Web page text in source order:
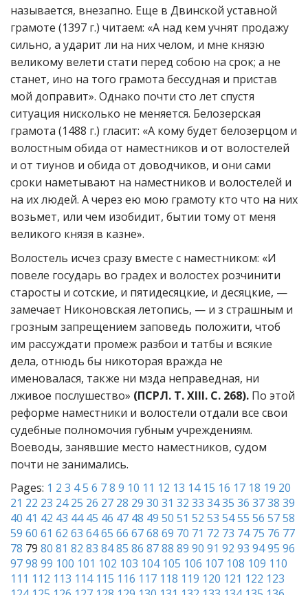
называется, внезапно. Еще в Двинской уставной
грамоте (1397 г.) читаем: «А над кем учнят продажу
сильно, а ударит ли на них челом, и мне князю
великому велети стати перед собою на срок; а не
станет, ино на того грамота бессудная и пристав
мой доправит». Однако почти сто лет спустя
ситуация нисколько не меняется. Белозерская
грамота (1488 г.) гласит: «А кому будет белозерцом и
волостным обида от наместников и от волостелей
и от тиунов и обида от доводчиков, и они сами
сроки наметывают на наместников и волостелей и
на их людей. А через ею мою грамоту кто что на них
возьмет, или чем изобидит, бытии тому от меня
великого князя в казне».
Волостель исчез сразу вместе с наместником: «И
повеле государь во градех и волостех розчинити
старосты и сотские, и пятидесяцкие, и десяцкие, —
замечает Никоновская летопись, — и з страшным и
грозным запрещением заповедь положити, чтоб
им рассуждати промеж разбои и татбы и всякие
дела, отнюдь бы никоторая вражда не
именовалася, также ни мзда неправедная, ни
лживое послушество» (ПСРЛ. Т. XIII. С. 268). По этой
реформе наместники и волостели отдали все свои
судебные полномочия губным учреждениям.
Воеводы, занявшие место наместников, судом
почти не занимались.
Pages: 1 2 3 45 6 78 9 10 11 12 13 14 15 16 17 18 19 20
21 22 23 24 25 26 27 28 29 30 31 32 33 3435 36 3738 39
40 41 42 43 44 45 46 47 48 49 50 51 52 53 5455 56 5758
59 60 61 62 63 6465 66 6768 69 70 71 72 73 74 75 76 77
78 79 80 81 82 83 8485 86 8788 89 90 91 92 93 9495 96
9798 99 100 101 102 103 104 105 106 107 108 109 110
111 112 113 114 115 116 117 118 119 120 121 122 123